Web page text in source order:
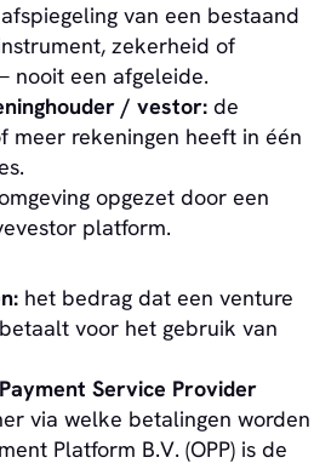
van een bestaand
zekerheid of
nooit een afgeleide.
/ vestor: de
meer rekeningen heeft in één
opgezet door een
platform.
het bedrag dat een venture
voor het gebruik van
Service Provider
via welke betalingen worden
Platform B.V. (OPP) is de